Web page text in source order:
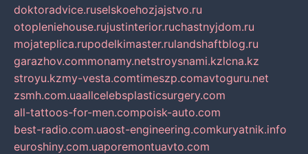
doktoradvice.ruselskoehozjajstvo.ru
otopleniehouse.rujustinterior.ruchastnyjdom.ru
mojateplica.rupodelkimaster.rulandshaftblog.ru
garazhov.commonamy.netstroysnami.kzlcna.kz
stroyu.kzmy-vesta.comtimeszp.comavtoguru.net
zsmh.com.uaallcelebsplasticsurgery.com
all-tattoos-for-men.compoisk-auto.com
best-radio.com.uaost-engineering.comkuryatnik.info
euroshiny.com.uaporemontuavto.com